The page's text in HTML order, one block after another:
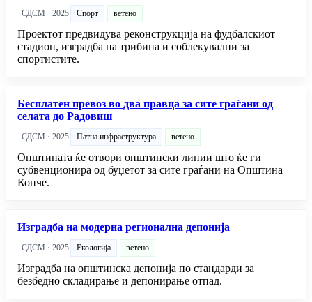
СДСМ · 2025 Спорт ветено
Проектот предвидува реконструкција на фудбалскиот
стадион, изградба на трибина и соблекувални за
спортистите.
Бесплатен превоз во два правца за сите граѓани од
селата до Радовиш
СДСМ · 2025 Патна инфраструктура ветено
Општината ќе отвори општински линии што ќе ги
субвенционира од буџетот за сите граѓани на Општина
Конче.
Изградба на модерна регионална депонија
СДСМ · 2025 Екологија ветено
Изградба на општинска депонија по стандарди за
безбедно складирање и депонирање отпад.